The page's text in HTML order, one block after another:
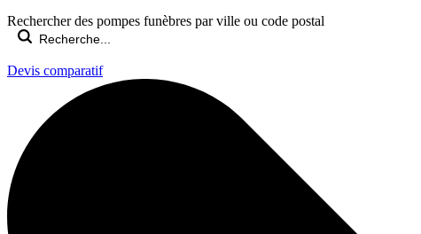
Rechercher des pompes funèbres par ville ou code postal
Devis comparatif